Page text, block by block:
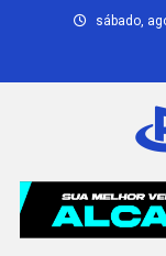
sábado,
Baraúna